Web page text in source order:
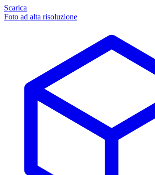
Scarica
Foto ad alta risoluzione